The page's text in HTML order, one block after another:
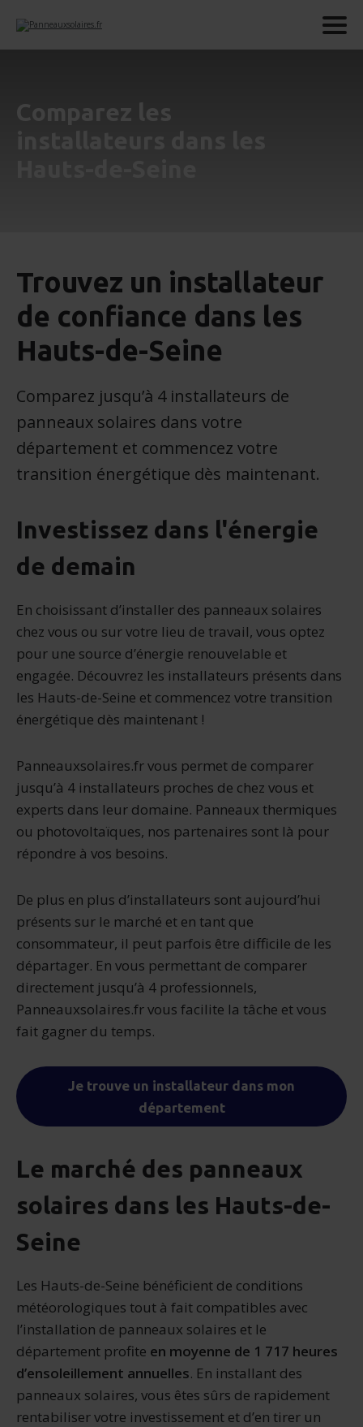
Comparez les
Trouvez un installateur
de confiance dans les
Hauts-de-Seine
Comparez jusqu’à 4 installateurs de
panneaux solaires dans votre
département et commencez votre
transition énergétique dès maintenant.
Investissez dans l'énergie
de demain
En choisissant d’installer des panneaux solaires
chez vous ou sur votre lieu de travail, vous optez
pour une source d’énergie renouvelable et
engagée. Découvrez les installateurs présents dans
les Hauts-de-Seine et commencez votre transition
énergétique dès maintenant !
Panneauxsolaires.fr vous permet de comparer
jusqu’à 4 installateurs proches de chez vous et
experts dans leur domaine. Panneaux thermiques
ou photovoltaïques, nos partenaires sont là pour
répondre à vos besoins.
De plus en plus d’installateurs sont aujourd’hui
présents sur le marché et en tant que
consommateur, il peut parfois être difficile de les
départager. En vous permettant de comparer
directement jusqu’à 4 professionnels,
Panneauxsolaires.fr vous facilite la tâche et vous
fait gagner du temps.
Je trouve un installateur dans mon
département
Le marché des panneaux
solaires dans les Hauts-de-
Seine
Les Hauts-de-Seine bénéficient de conditions
météorologiques tout à fait compatibles avec
l’installation de panneaux solaires et le
département profite en moyenne de 1 717 heures
d’ensoleillement annuelles. En installant des
panneaux solaires, vous êtes sûrs de rapidement
rentabiliser votre investissement et d’en tirer un